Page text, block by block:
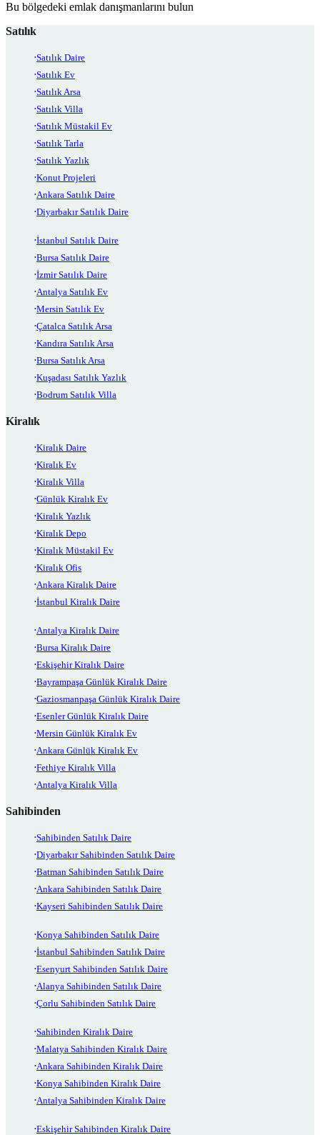
Bu bölgedeki emlak danışmanlarını bulun
Satılık
Satılık Daire
Satılık Ev
Satılık Arsa
Satılık Villa
Satılık Müstakil Ev
Satılık Tarla
Satılık Yazlık
Konut Projeleri
Ankara Satılık Daire
Diyarbakır Satılık Daire
İstanbul Satılık Daire
Bursa Satılık Daire
İzmir Satılık Daire
Antalya Satılık Ev
Mersin Satılık Ev
Çatalca Satılık Arsa
Kandıra Satılık Arsa
Bursa Satılık Arsa
Kuşadası Satılık Yazlık
Bodrum Satılık Villa
Kiralık
Kiralık Daire
Kiralık Ev
Kiralık Villa
Günlük Kiralık Ev
Kiralık Yazlık
Kiralık Depo
Kiralık Müstakil Ev
Kiralık Ofis
Ankara Kiralık Daire
İstanbul Kiralık Daire
Antalya Kiralık Daire
Bursa Kiralık Daire
Eskişehir Kiralık Daire
Bayrampaşa Günlük Kiralık Daire
Gaziosmanpaşa Günlük Kiralık Daire
Esenler Günlük Kiralık Daire
Mersin Günlük Kiralık Ev
Ankara Günlük Kiralık Ev
Fethiye Kiralık Villa
Antalya Kiralık Villa
Sahibinden
Sahibinden Satılık Daire
Diyarbakır Sahibinden Satılık Daire
Batman Sahibinden Satılık Daire
Ankara Sahibinden Satılık Daire
Kayseri Sahibinden Satılık Daire
Konya Sahibinden Satılık Daire
İstanbul Sahibinden Satılık Daire
Esenyurt Sahibinden Satılık Daire
Alanya Sahibinden Satılık Daire
Çorlu Sahibinden Satılık Daire
Sahibinden Kiralık Daire
Malatya Sahibinden Kiralık Daire
Ankara Sahibinden Kiralık Daire
Konya Sahibinden Kiralık Daire
Antalya Sahibinden Kiralık Daire
Eskişehir Sahibinden Kiralık Daire